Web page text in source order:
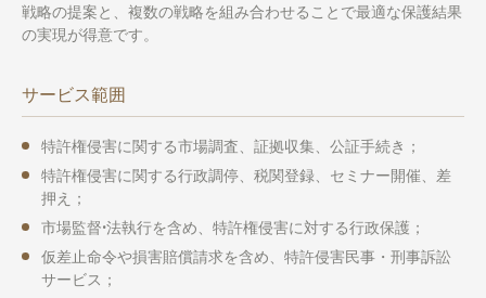
戦略の提案と、複数の戦略を組み合わせることで最適な保護結果
の実現が得意です。
サービス範囲
特許権侵害に関する市場調査、証拠収集、公証手続き；
特許権侵害に関する行政調停、税関登録、セミナー開催、差
押え；
市場監督ꞏ法執行を含め、特許権侵害に対する行政保護；
仮差止命令や損害賠償請求を含め、特許侵害民事・刑事訴訟
サービス；